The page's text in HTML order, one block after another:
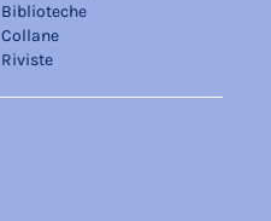
Biblioteche
Collane
Riviste